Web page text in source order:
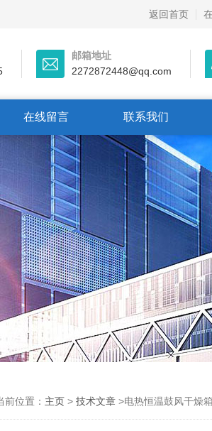
返回首页
邮箱地址
2272872448@qq.com
在线留言 联系我们
前位置： 主页> 技术文章>电热恒温鼓风干燥